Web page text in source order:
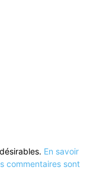
En savoir
commentaires sont